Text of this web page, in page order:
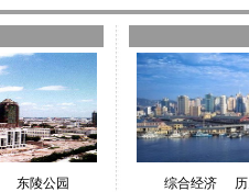
东陵公园
综合经济